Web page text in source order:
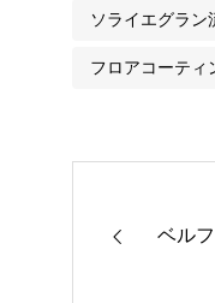
ソライエグラン
フロアコーティ
ベル